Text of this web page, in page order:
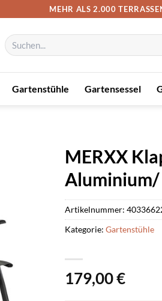
MEHR ALS 2.000
Suchen
nach:
Gartenstühle Gartensessel
MERXX
Aluminium/
179,00€
Artikelnummer:
Kategorie: Gartenstühle